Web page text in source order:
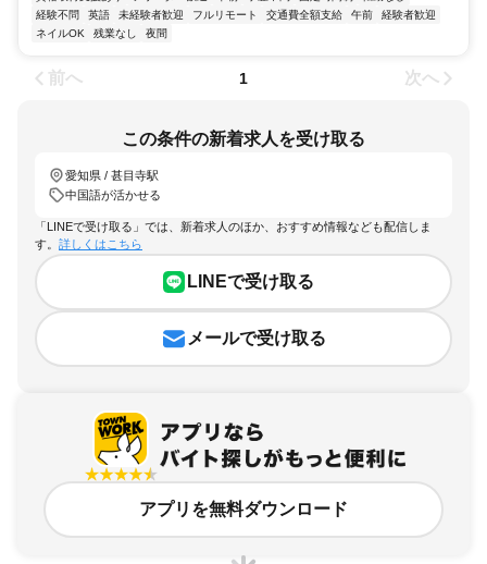
経験不問
英語 未経験者歓迎 フルリモート 交通費全額支給 午前
経験者歓迎
ネイルOK
残業なし 夜間
前へ 1 次へ
この条件の新着求人を受け取る
愛知県 / 甚目寺駅
中国語が活かせる
「LINEで受け取る」では、新着求人のほか、おすすめ情報なども配信しま
す。 詳しくはこちら
LINEで受け取る
メールで受け取る
アプリを無料ダウンロード